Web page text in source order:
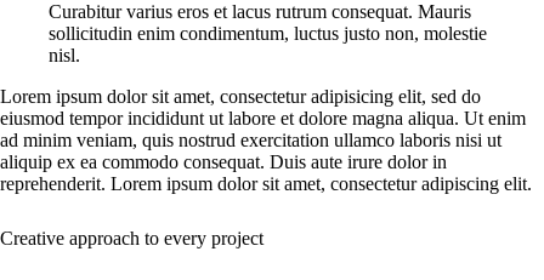
Curabitur varius eros et lacus rutrum consequat. Mauris
sollicitudin enim condimentum, luctus justo non, molestie
nisl.
Lorem ipsum dolor sit amet, consectetur adipisicing elit, sed do
eiusmod tempor incididunt ut labore et dolore magna aliqua. Ut enim
ad minim veniam, quis nostrud exercitation ullamco laboris nisi ut
aliquip ex ea commodo consequat. Duis aute irure dolor in
reprehenderit. Lorem ipsum dolor sit amet, consectetur adipiscing elit.
Creative approach to every project